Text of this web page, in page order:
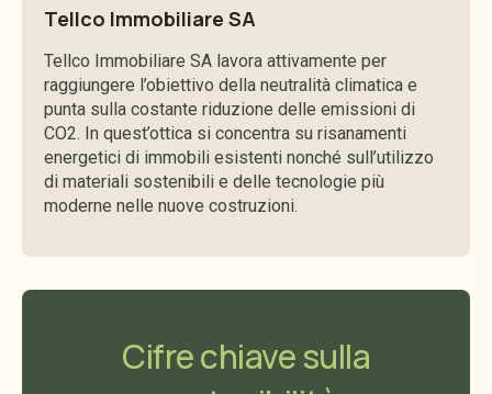
Tellco Immobiliare SA
Tellco Immobiliare SA lavora attivamente per
raggiungere l’obiettivo della neutralità climatica e
punta sulla costante riduzione delle emissioni di
CO2. In quest’ottica si concentra su risanamenti
energetici di immobili esistenti nonché sull’utilizzo
di materiali sostenibili e delle tecnologie più
moderne nelle nuove costruzioni.
Cifre chiave sulla